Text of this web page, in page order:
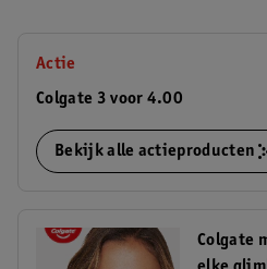
Actie
Colgate 3 voor 4.00
Bekijk alle actieproducten
Colgate